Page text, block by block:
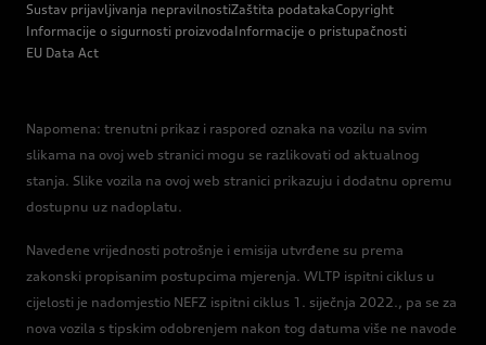
Sustav prijavljivanja nepravilnostiZaštita podatakaCopyright
Informacije o sigurnosti proizvodaInformacije o pristupačnosti
EU Data Act
Napomena: trenutni prikaz i raspored oznaka na vozilu na svim
slikama na ovoj web stranici mogu se razlikovati od aktualnog
stanja. Slike vozila na ovoj web stranici prikazuju i dodatnu opremu
dostupnu uz nadoplatu.
Navedene vrijednosti potrošnje i emisija utvrđene su prema
zakonski propisanim postupcima mjerenja. WLTP ispitni ciklus u
cijelosti je nadomjestio NEFZ ispitni ciklus 1. siječnja 2022., pa se za
nova vozila s tipskim odobrenjem nakon tog datuma više ne navode